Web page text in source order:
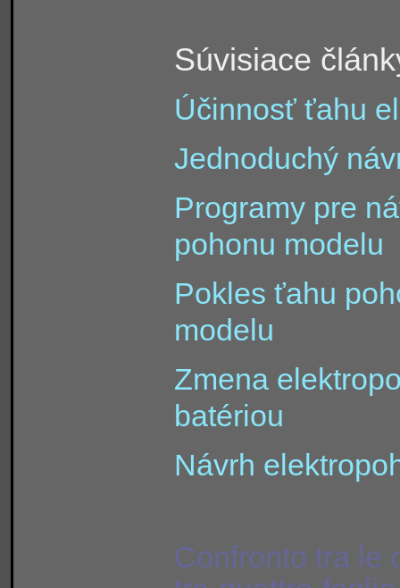
Súvisiace
Účinnosť ťahu
Jednoduchý
Programy pre
pohonu modelu
Pokles ťahu
modelu
Zmena
batériou
Návrh
Confronto tra le